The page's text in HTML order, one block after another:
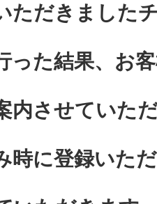
ただきました
った結果、お
内させていた
時に登録いた